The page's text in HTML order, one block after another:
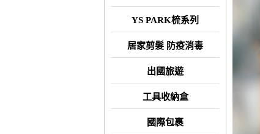
YS PARK梳系列
居家剪髮 防疫消毒
出國旅遊
工具收納盒
國際包裹